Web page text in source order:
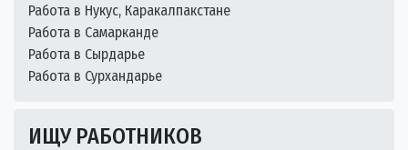
Работа в Нукус, Каракалпакстане
Работа в Самарканде
Работа в Сырдарье
Работа в Сурхандарье
ИЩУ РАБОТНИКОВ